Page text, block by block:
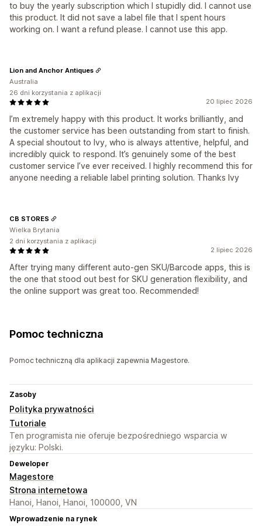
to buy the yearly subscription which I stupidly did. I cannot use
this product. It did not save a label file that I spent hours
working on. I want a refund please. I cannot use this app.
20 lipiec 2026
I’m extremely happy with this product. It works brilliantly, and
the customer service has been outstanding from start to finish.
A special shoutout to Ivy, who is always attentive, helpful, and
incredibly quick to respond. It’s genuinely some of the best
customer service I’ve ever received. I highly recommend this for
anyone needing a reliable label printing solution. Thanks Ivy
Lion and Anchor Antiques
Australia
26 dni korzystania z aplikacji
2 lipiec 2026
After trying many different auto-gen SKU/Barcode apps, this is
the one that stood out best for SKU generation flexibility, and
the online support was great too. Recommended!
CB STORES
Wielka Brytania
2 dni korzystania z aplikacji
Pomoc techniczna
Pomoc techniczną dla aplikacji zapewnia Magestore.
Zasoby
Polityka prywatności
Tutoriale
Ten programista nie oferuje bezpośredniego wsparcia w
języku: Polski.
Deweloper
Magestore
Strona internetowa
Hanoi, Hanoi, Hanoi, 100000, VN
Wprowadzenie na rynek